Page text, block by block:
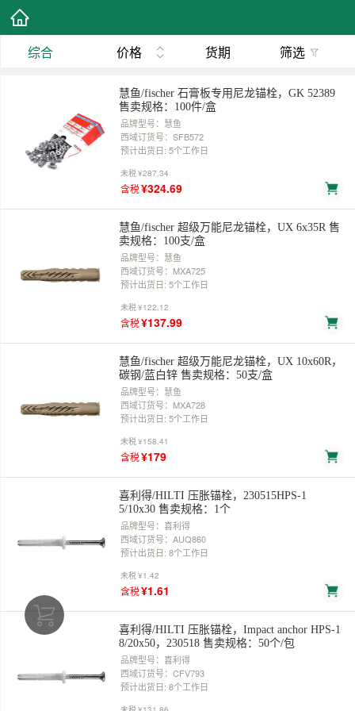
综合 价格 货期 筛选
慧鱼/fischer 石膏板专用尼龙锚栓，GK 52389
售卖规格：100件/盒
品牌型号：慧鱼
西域订货号：SFB572
预计出货日: 5个工作日
未税¥287.34
含税¥324.69
慧鱼/fischer 超级万能尼龙锚栓，UX 6x35R 售
卖规格：100支/盒
品牌型号：慧鱼
西域订货号：MXA725
预计出货日: 5个工作日
未税¥122.12
含税¥137.99
慧鱼/fischer 超级万能尼龙锚栓，UX 10x60R，
碳钢/蓝白锌 售卖规格：50支/盒
品牌型号：慧鱼
西域订货号：MXA728
预计出货日: 5个工作日
未税¥158.41
含税¥179
喜利得/HILTI 压胀锚栓，230515HPS-1
5/10x30 售卖规格：1个
品牌型号：喜利得
西域订货号：AUQ860
预计出货日: 8个工作日
未税¥1.42
含税¥1.61
喜利得/HILTI 压胀锚栓，Impact anchor HPS-1
8/20x50，230518 售卖规格：50个/包
品牌型号：喜利得
西域订货号：CFV793
预计出货日: 8个工作日